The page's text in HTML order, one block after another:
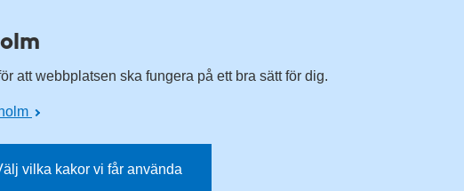
att webbplatsen ska fungera på ett bra sätt för dig.
vilka kakor vi får använda